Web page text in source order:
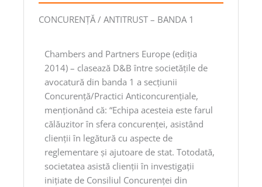
CONCURENŢĂ / ANTITRUST – BANDA 1
Chambers and Partners Europe (ediţia
2014) – clasează D&B între societăţile de
avocatură din banda 1 a secţiunii
Concurenţă/Practici Anticoncurenţiale,
menţionând că: “Echipa acesteia este farul
călăuzitor în sfera concurenţei, asistând
clienţii în legătură cu aspecte de
reglementare şi ajutoare de stat. Totodată,
societatea asistă clienţii în investigaţii
iniţiate de Consiliul Concurenţei din